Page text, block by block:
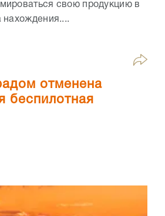
свою продукцию в
нахождения....
отменена
беспилотная